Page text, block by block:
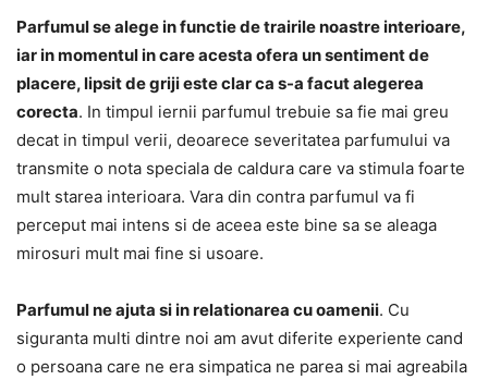
Parfumul se alege in functie de trairile noastre interioare,
iar in momentul in care acesta ofera un sentiment de
placere, lipsit de griji este clar ca s-a facut alegerea
corecta. In timpul iernii parfumul trebuie sa fie mai greu
decat in timpul verii, deoarece severitatea parfumului va
transmite o nota speciala de caldura care va stimula foarte
mult starea interioara. Vara din contra parfumul va fi
perceput mai intens si de aceea este bine sa se aleaga
mirosuri mult mai fine si usoare.
Parfumul ne ajuta si in relationarea cu oamenii. Cu
siguranta multi dintre noi am avut diferite experiente cand
o persoana care ne era simpatica ne parea si mai agreabila